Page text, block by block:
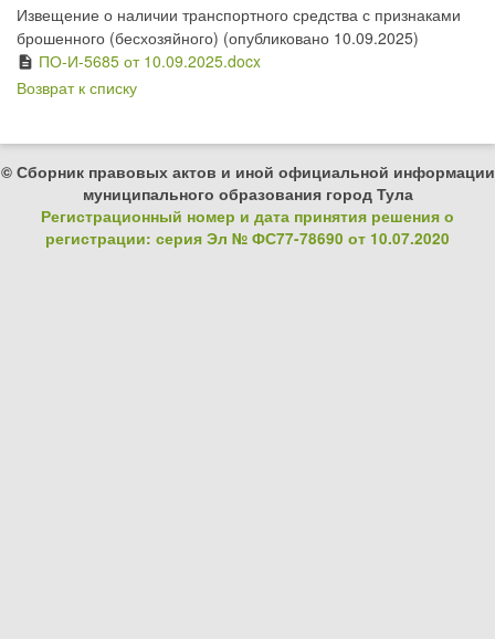
Извещение о наличии транспортного средства с признаками
брошенного (бесхозяйного) (опубликовано 10.09.2025)
description ПО-И-5685 от 10.09.2025.docx
Возврат к списку
© Сборник правовых актов и иной официальной информации
муниципального образования город Тула
Регистрационный номер и дата принятия решения о
регистрации: серия Эл № ФС77-78690 от 10.07.2020